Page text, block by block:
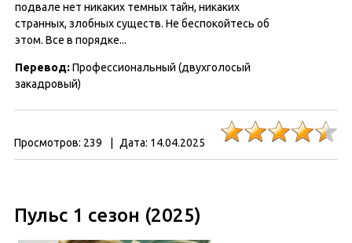
подвале нет никаких темных тайн, никаких
странных, злобных существ. Не беспокойтесь об
этом. Все в порядке...
Перевод: Профессиональный (двухголосый
закадровый)
Просмотров: 239 Дата: 14.04.2025
Пульс 1 сезон (2025)